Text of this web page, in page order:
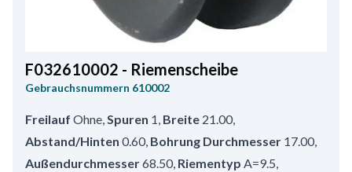
F032610002 - Riemenscheibe
Gebrauchsnummern 610002
Freilauf Ohne,Spuren 1, Breite 21.00,
Abstand/Hinten 0.60, Bohrung Durchmesser 17.00,
Außendurchmesser68.50, Riementyp A=9.5,